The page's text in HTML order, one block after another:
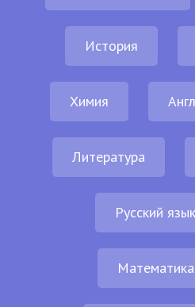
История
Химия
Литература
Русский